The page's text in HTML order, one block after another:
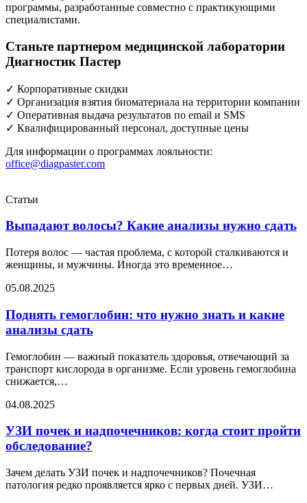
программы, разработанные совместно с практикующими
специалистами.
Станьте партнером медицинской лаборатории
Диагностик Пастер
✓ Корпоративные скидки
✓ Организация взятия биоматериала на территории компании
✓ Оперативная выдача результатов по email и SMS
✓ Квалифицированный персонал, доступные цены
Для информации о программах лояльности:
office@diagpaster.com
Статьи
Выпадают волосы? Какие анализы нужно сдать
Потеря волос — частая проблема, с которой сталкиваются и
женщины, и мужчины. Иногда это временное…
05.08.2025
Поднять гемоглобин: что нужно знать и какие
анализы сдать
Гемоглобин — важный показатель здоровья, отвечающий за
транспорт кислорода в организме. Если уровень гемоглобина
снижается,…
04.08.2025
УЗИ почек и надпочечников: когда стоит пройти
обследование?
Зачем делать УЗИ почек и надпочечников? Почечная
патология редко проявляется ярко с первых дней. УЗИ…